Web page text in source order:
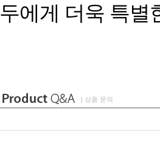
두에게 더욱 특별
| 상품 문의